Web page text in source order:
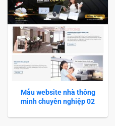
Mẫu website nhà thông
minh chuyên nghiệp 02